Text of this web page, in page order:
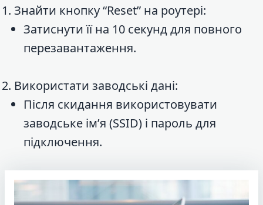
Знайти кнопку “Reset” на роутері:
Затиснути її на 10 секунд для повного
перезавантаження.
Використати заводські дані:
Після скидання використовувати
заводське ім’я (SSID) і пароль для
підключення.